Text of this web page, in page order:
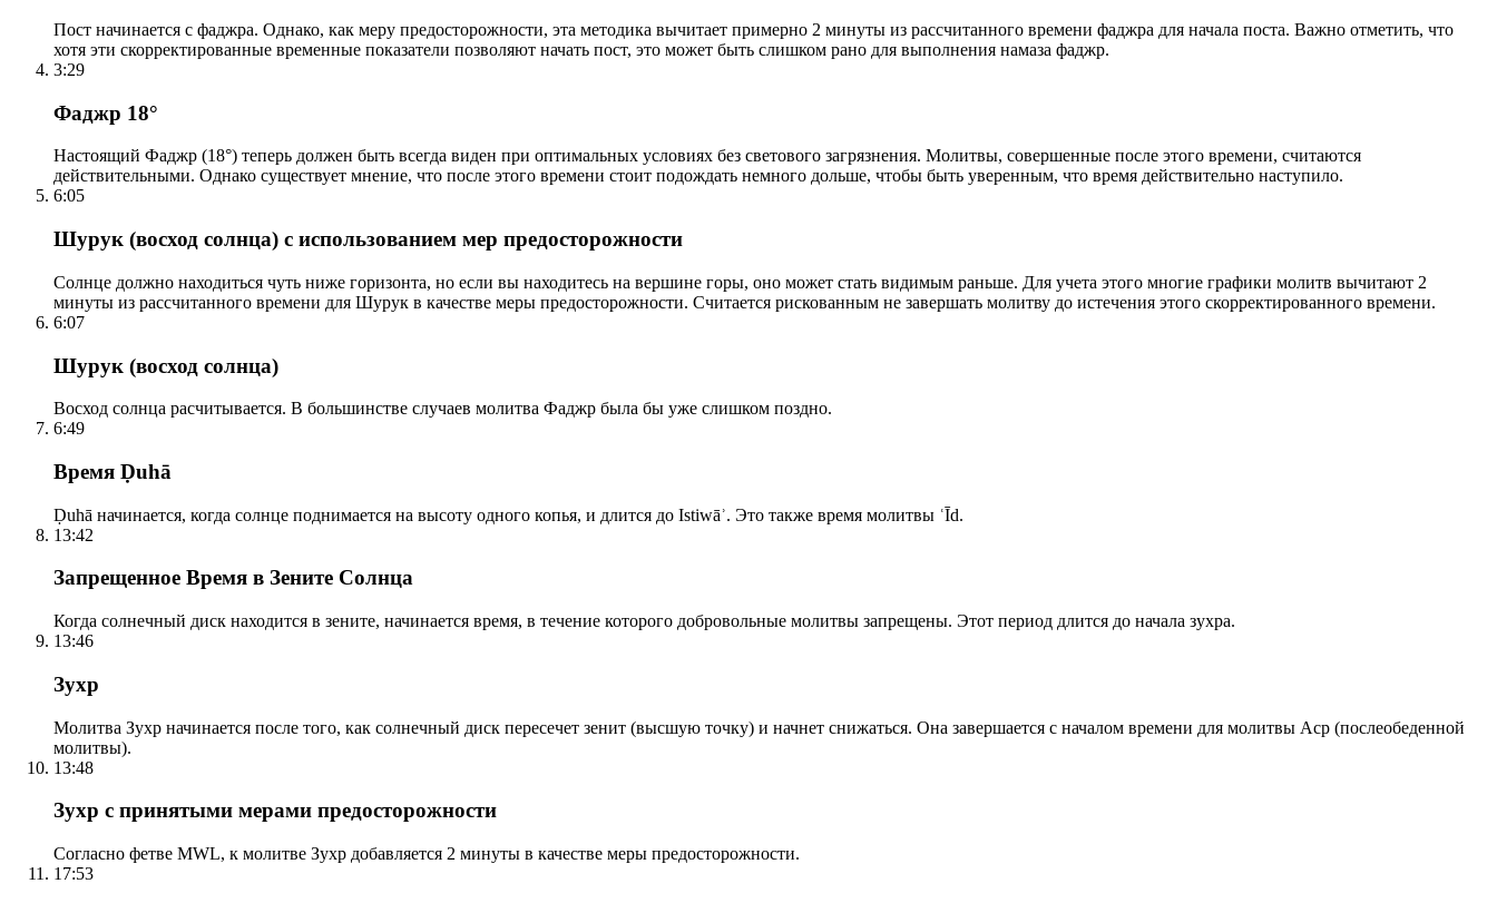
Пост начинается с фаджра. Однако, как меру предосторожности, эта методика вычитает примерно 2 минуты из рассчитанного времени фаджра для начала поста. Важно отметить, что
хотя эти скорректированные временные показатели позволяют начать пост, это может быть слишком рано для выполнения намаза фаджр.
3:29
Фаджр 18°
Настоящий Фаджр (18°) теперь должен быть всегда виден при оптимальных условиях без светового загрязнения. Молитвы, совершенные после этого времени, считаются
действительными. Однако существует мнение, что после этого времени стоит подождать немного дольше, чтобы быть уверенным, что время действительно наступило.
6:05
Шурук (восход солнца) с использованием мер предосторожности
Солнце должно находиться чуть ниже горизонта, но если вы находитесь на вершине горы, оно может стать видимым раньше. Для учета этого многие графики молитв вычитают 2
минуты из рассчитанного времени для Шурук в качестве меры предосторожности. Считается рискованным не завершать молитву до истечения этого скорректированного времени.
6:07
Шурук (восход солнца)
Восход солнца расчитывается. В большинстве случаев молитва Фаджр была бы уже слишком поздно.
6:49
Время Ḍuhā
Ḍuhā начинается, когда солнце поднимается на высоту одного копья, и длится до Istiwāʾ. Это также время молитвы ʿĪd.
13:42
Запрещенное Время в Зените Солнца
Когда солнечный диск находится в зените, начинается время, в течение которого добровольные молитвы запрещены. Этот период длится до начала зухра.
13:46
Зухр
Молитва Зухр начинается после того, как солнечный диск пересечет зенит (высшую точку) и начнет снижаться. Она завершается с началом времени для молитвы Аср (послеобеденной
молитвы).
13:48
Зухр с принятыми мерами предосторожности
Согласно фетве MWL, к молитве Зухр добавляется 2 минуты в качестве меры предосторожности.
17:53